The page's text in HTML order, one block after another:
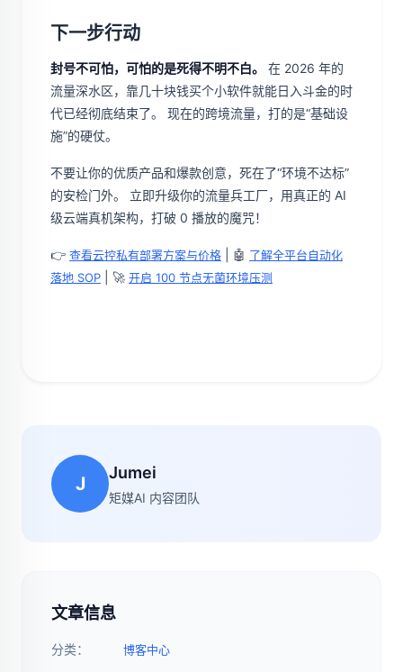
下一步行动
封号不可怕，可怕的是死得不明不白。
在 2026 年的
流量深水区，靠几十块钱买个小软件就能日入斗金的时
代已经彻底结束了。 现在的跨境流量，打的是“基础设
施”的硬仗。
不要让你的优质产品和爆款创意，死在了“环境不达标”
的安检门外。 立即升级你的流量兵工厂，用真正的 AI
级云端真机架构，打破 0 播放的魔咒！
👉 查看云控私有部署方案与价格 | 🤖 了解全平台自动化
落地 SOP | 🚀 开启 100 节点无菌环境压测
J
Jumei
矩媒AI 内容团队
文章信息
分类： 博客中心